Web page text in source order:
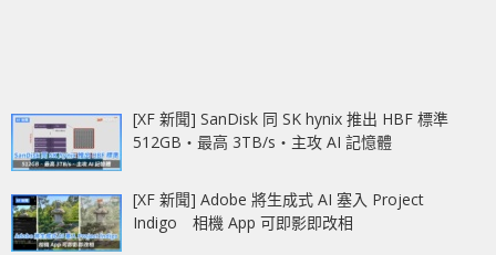
[XF 新聞] SanDisk 同 SK hynix 推出 HBF 標準
512GB‧最高 3TB/s‧主攻 AI 記憶體
[XF 新聞] Adobe 將生成式 AI 塞入 Project
Indigo 相機 App 可即影即改相